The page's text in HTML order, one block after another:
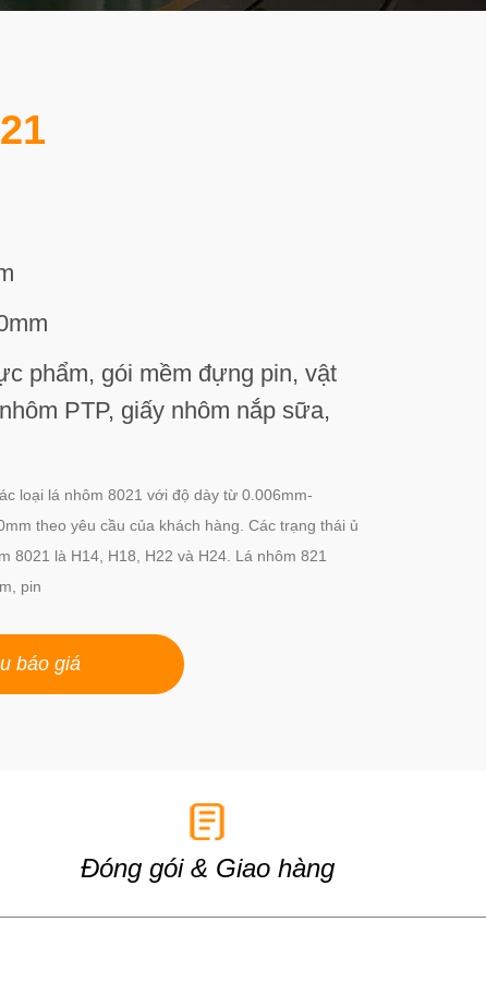
phẩm, gói mềm đựng pin, vật
PTP, giấy nhôm nắp sữa,
loại lá nhôm 8021 với độ dày từ 0.006mm-
theo yêu cầu của khách hàng. Các trạng thái ủ
8021 là H14, H18, H22 và H24. Lá nhôm 821
pin
báo giá
Đóng gói & Giao hàng